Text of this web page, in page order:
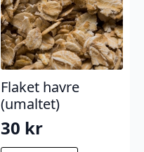
Flaket havre
(umaltet)
30 kr